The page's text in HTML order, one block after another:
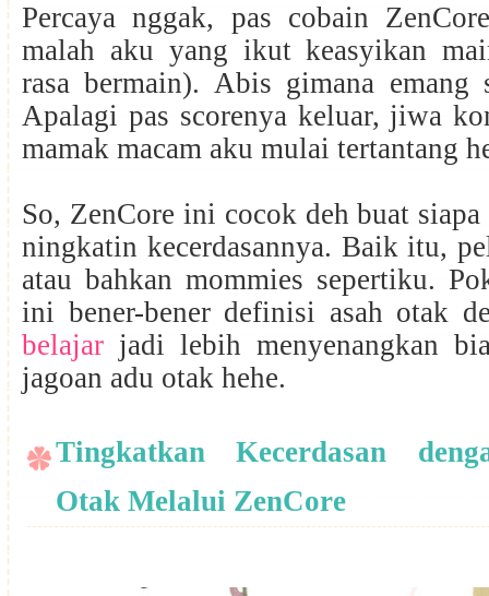
Percaya nggak, pas cobain
malah aku yang ikut keasyikan
rasa bermain). Abis gimana emang
Apalagi pas scorenya keluar, jiwa
mamak macam aku mulai tertantang
So, ZenCore ini cocok deh buat siapa
ningkatin kecerdasannya. Baik itu,
atau bahkan mommies sepertiku.
ini bener-bener definisi asah otak
belajar jadi lebih menyenangkan
jagoan adu otak hehe.
Tingkatkan Kecerdasan
Otak Melalui ZenCore